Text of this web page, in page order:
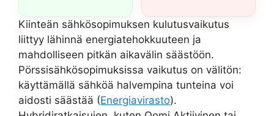
Kiinteän sähkösopimuksen kulutusvaikutus
liittyy lähinnä energiatehokkuuteen ja
mahdolliseen pitkän aikavälin säästöön.
Pörssisähkösopimuksissa vaikutus on välitön:
käyttämällä sähköä halvempina tunteina voi
aidosti säästää (Energiavirasto).